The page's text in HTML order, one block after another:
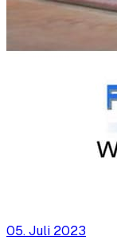
05. Juli 2023